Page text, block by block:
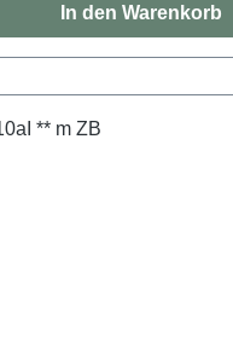
In den Warenkorb